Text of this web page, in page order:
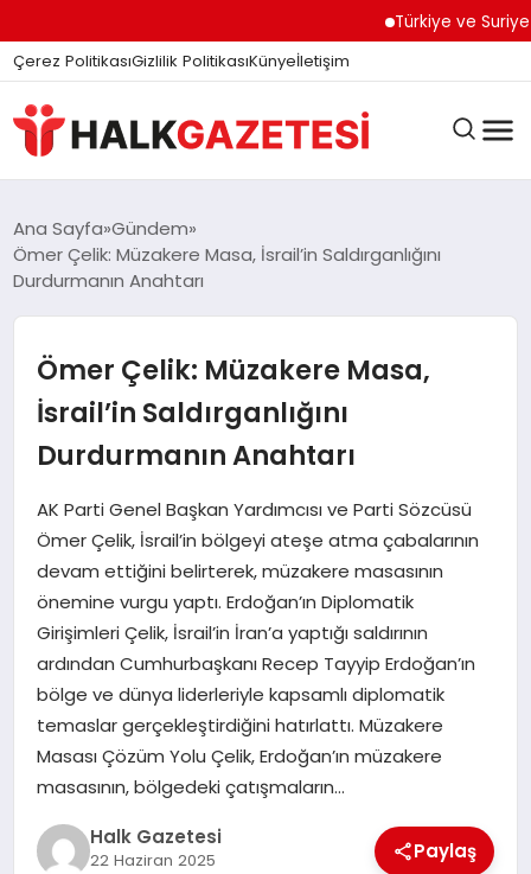
Türkiye ve Suriye
Çerez PolitikasıGizlilik PolitikasıKünyeİletişim
DÜNYA
EĞITIM
EKONOMI
MAGAZIN
SAĞLIK
SIYASET
SPOR
Ana Sayfa Gündem
Ömer Çelik: Müzakere Masa, İsrail’in Saldırganlığını
Durdurmanın Anahtarı
Ömer Çelik: Müzakere Masa,
İsrail’in Saldırganlığını
Durdurmanın Anahtarı
AK Parti Genel Başkan Yardımcısı ve Parti Sözcüsü
Ömer Çelik, İsrail’in bölgeyi ateşe atma çabalarının
devam ettiğini belirterek, müzakere masasının
önemine vurgu yaptı. Erdoğan’ın Diplomatik
Girişimleri Çelik, İsrail’in İran’a yaptığı saldırının
ardından Cumhurbaşkanı Recep Tayyip Erdoğan’ın
bölge ve dünya liderleriyle kapsamlı diplomatik
temaslar gerçekleştirdiğini hatırlattı. Müzakere
Masası Çözüm Yolu Çelik, Erdoğan’ın müzakere
masasının, bölgedeki çatışmaların…
Halk Gazetesi
22 Haziran 2025 Paylaş